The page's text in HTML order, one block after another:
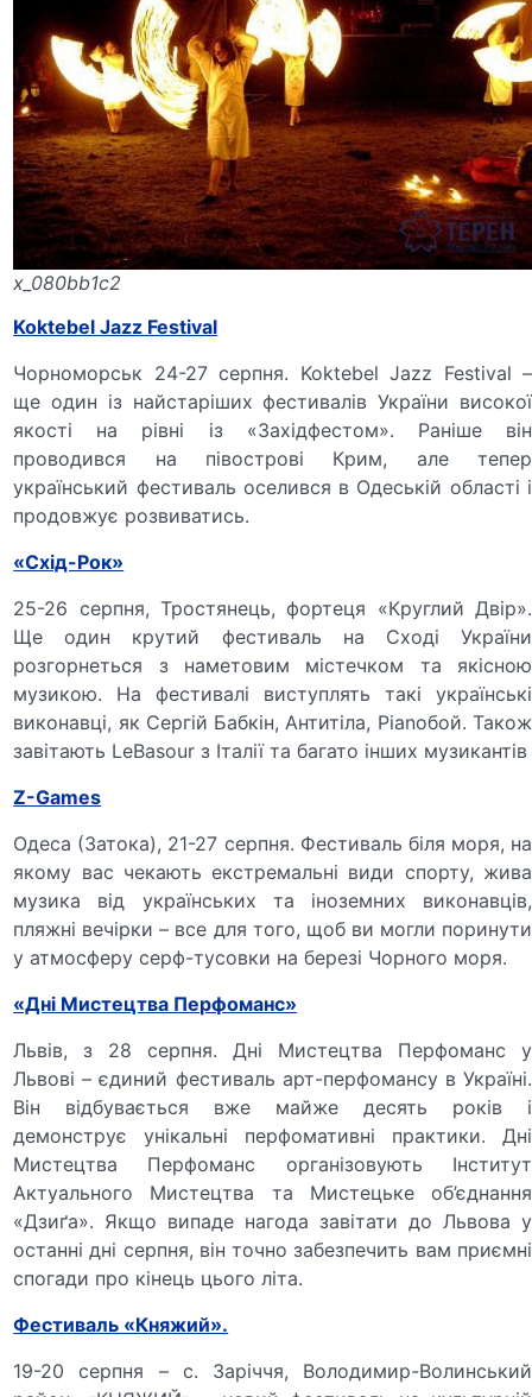
x_080bb1c2
Koktebel Jazz Festival
Чорноморськ 24-27 серпня. Koktebel Jazz Festival –
ще один із найстаріших фестивалів України високої
якості на рівні із «Західфестом». Раніше він
проводився на півострові Крим, але тепер
український фестиваль оселився в Одеській області і
продовжує розвиватись.
«Схід-Рок»
25-26 серпня, Тростянець, фортеця «Круглий Двір».
Ще один крутий фестиваль на Сході України
розгорнеться з наметовим містечком та якісною
музикою. На фестивалі виступлять такі українські
виконавці, як Сергій Бабкін, Антитіла, Pianoбой. Також
завітають LeBasour з Італії та багато інших музикантів
Z-Games
Одеса (Затока), 21-27 серпня. Фестиваль біля моря, на
якому вас чекають екстремальні види спорту, жива
музика від українських та іноземних виконавців,
пляжні вечірки – все для того, щоб ви могли поринути
у атмосферу серф-тусовки на березі Чорного моря.
«Дні Мистецтва Перфоманс»
Львів, з 28 серпня. Дні Мистецтва Перфоманс у
Львові – єдиний фестиваль арт-перфомансу в Україні.
Він відбувається вже майже десять років і
демонструє унікальні перфомативні практики. Дні
Мистецтва Перфоманс організовують Інститут
Актуального Мистецтва та Мистецьке об’єднання
«Дзиґа». Якщо випаде нагода завітати до Львова у
останні дні серпня, він точно забезпечить вам приємні
спогади про кінець цього літа.
Фестиваль «Княжий».
19-20 серпня – с. Заріччя, Володимир-Волинський